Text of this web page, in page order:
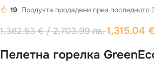
19 Продукта продадени през последното
1,382.53€/ 2,703.99 лв.1,315.04 €
Пелетна горелка